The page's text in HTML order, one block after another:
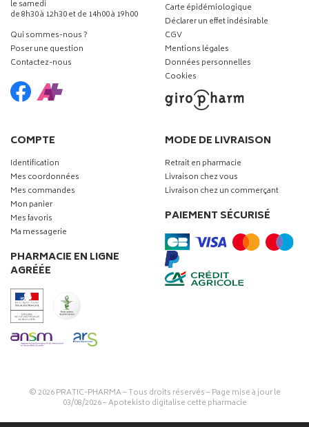
le samedi
de 8h30 à 12h30 et de 14h00 à 19h00
Qui sommes-nous ?
Poser une question
Contactez-nous
Carte épidémiologique
Déclarer un effet indésirable
CGV
Mentions légales
Données personnelles
Cookies
COMPTE
Identification
Mes coordonnées
Mes commandes
Mon panier
Mes favoris
Ma messagerie
PHARMACIE EN LIGNE
AGRÉÉE
MODE DE LIVRAISON
Retrait en pharmacie
Livraison chez vous
Livraison chez un commerçant
PAIEMENT SÉCURISÉ
© 2026PRATIC-PHARMA– Tous droits réservés – Page mise à jour le
03/08/2026 –Apotekisto digitalise cette pharmacie